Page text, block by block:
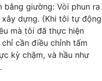
bằng giường: Vòi phun ra
dựng. (Khi tôi tự động
mà tôi đã thực hiện
cần điều chỉnh tấm
kỳ chậm, và hầu như